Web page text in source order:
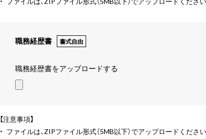
職務経歴書 書式自由
職務経歴書をアップロードする
【注意事項】
・ ファイルは、ZIPファイル形式（5MB以下）でアップロードくださ